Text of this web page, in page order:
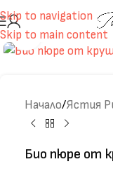
Skip to navigation
Skip to main content
Click to
Начало/Ястия
Био пюре от